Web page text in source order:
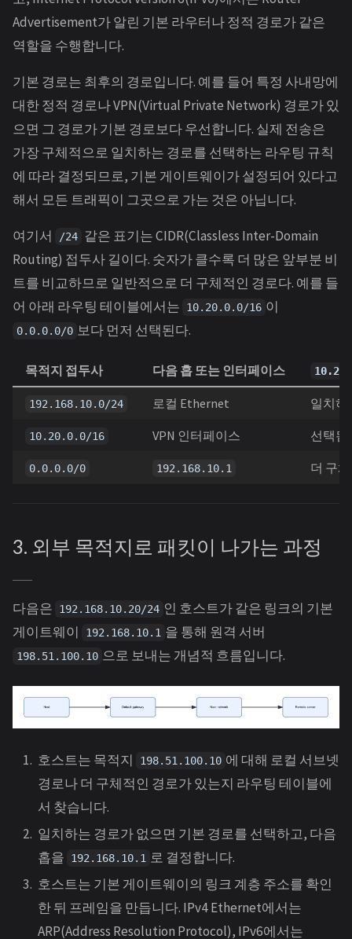
Advertisement가 알린 기본 라우터나 정적 경로가 같은
역할을 수행합니다.
기본 경로는 최후의 경로입니다. 예를 들어 특정 사내망에
대한 정적 경로나 VPN(Virtual Private Network) 경로가 있
으면 그 경로가 기본 경로보다 우선합니다. 실제 전송은
가장 구체적으로 일치하는 경로를 선택하는 라우팅 규칙
에 따라 결정되므로, 기본 게이트웨이가 설정되어 있다고
해서 모든 트래픽이 그곳으로 가는 것은 아닙니다.
여기서 /24 같은 표기는 CIDR(Classless Inter-Domain
Routing) 접두사 길이다. 숫자가 클수록 더 많은 앞부분 비
트를 비교하므로 일반적으로 더 구체적인 경로다. 예를 들
어 아래 라우팅 테이블에서는
10.20.0.0/16 이
0.0.0.0/0 보다 먼저 선택된다.
목적지 접두사 다음 홉 또는 인터페이스
192.168.10.0/24 로컬 Ethernet 일치하
10.20.0.0/16 VPN 인터페이스 선택됨
0.0.0.0/0 192.168.10.1 더 구
3. 외부 목적지로 패킷이 나가는 과정
다음은 192.168.10.20/24 인 호스트가 같은 링크의 기본
게이트웨이
192.168.10.1 을 통해 원격 서버
198.51.100.10 으로 보내는 개념적 흐름입니다.
호스트는 목적지 198.51.100.10 에 대해 로컬 서브넷
경로나 더 구체적인 경로가 있는지 라우팅 테이블에
서 찾습니다.
일치하는 경로가 없으면 기본 경로를 선택하고, 다음
홉을
192.168.10.1 로 결정합니다.
호스트는 기본 게이트웨이의 링크 계층 주소를 확인
한 뒤 프레임을 만듭니다. IPv4 Ethernet에서는
ARP(Address Resolution Protocol), IPv6에서는